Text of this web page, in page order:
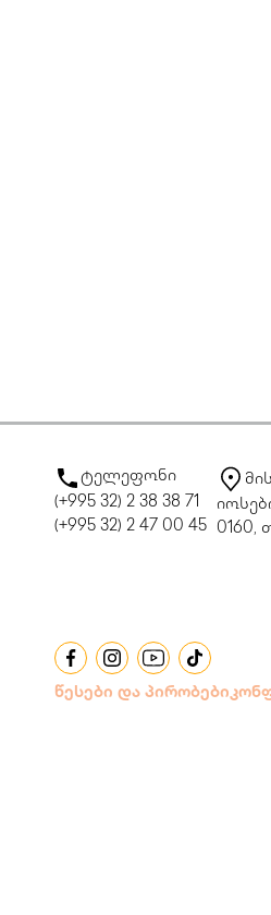
ტელეფონი
(+995 32) 2 38 38 71
(+995 32) 2 47 00 45
0160,
წესები და პირობები